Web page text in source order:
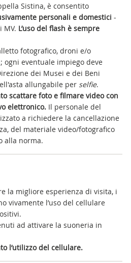
Sistina, è consentito
personali e domestici -
MV. L’uso del flash è sempre
fotografico, droni e/o
eventuale impiego deve
dei Musei e dei Beni
allungabile per selfie.
scattare foto e filmare video con
elettronico.Il personale del
a richiedere la cancellazione
del materiale video/fotografico
alla norma.
la migliore esperienza di visita, i
vivamente l’uso del cellulare
ad attivare la suoneria in
l’utilizzo del cellulare.